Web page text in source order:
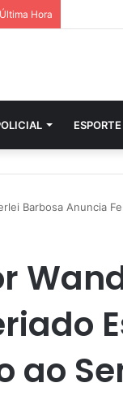
Hora
ESPORTE
Barbosa Anuncia
ao